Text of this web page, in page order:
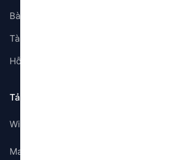
Bài viết
Tài liệu
Hỗ trợ
Tải ứng dụng
Windows
Mac OS